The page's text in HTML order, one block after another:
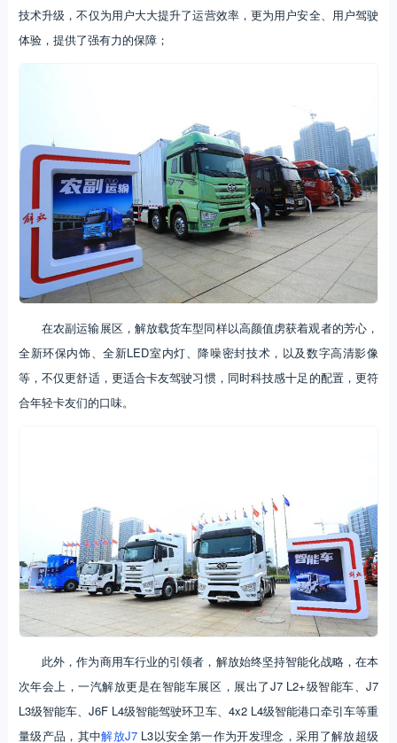
技术升级，不仅为用户大大提升了运营效率，更为用户安全、用户驾驶
体验，提供了强有力的保障；
在农副运输展区，解放载货车型同样以高颜值虏获着观者的芳心，
全新环保内饰、全新LED室内灯、降噪密封技术，以及数字高清影像
等，不仅更舒适，更适合卡友驾驶习惯，同时科技感十足的配置，更符
合年轻卡友们的口味。
此外，作为商用车行业的引领者，解放始终坚持智能化战略，在本
次年会上，一汽解放更是在智能车展区，展出了J7 L2+级智能车、J7
L3级智能车、J6F L4级智能驾驶环卫车、4x2 L4级智能港口牵引车等重
量级产品，其中解放J7 L3以安全第一作为开发理念，采用了解放超级